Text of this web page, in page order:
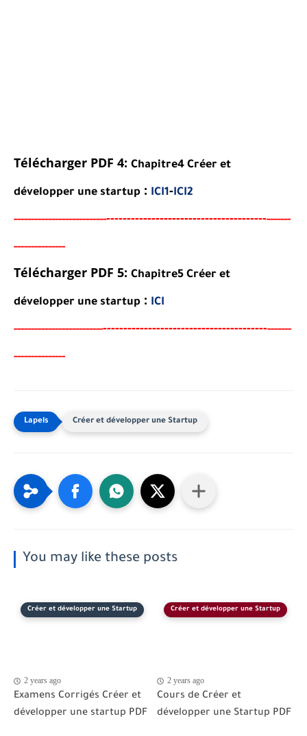
Télécharger PDF 4: Chapitre4 Créer et
développer une startup : ICI1-ICI2
-------------------------------------------------------------------------
---------------
Télécharger PDF 5: Chapitre5 Créer et
développer une startup : ICI
-------------------------------------------------------------------------
---------------
Créer et développer une Startup
You may like these posts
Créer et développer une Startup
2 years ago
Examens Corrigés Créer et
développer une startup PDF
Créer et développer une Startup
2 years ago
Cours de Créer et
développer une Startup PDF